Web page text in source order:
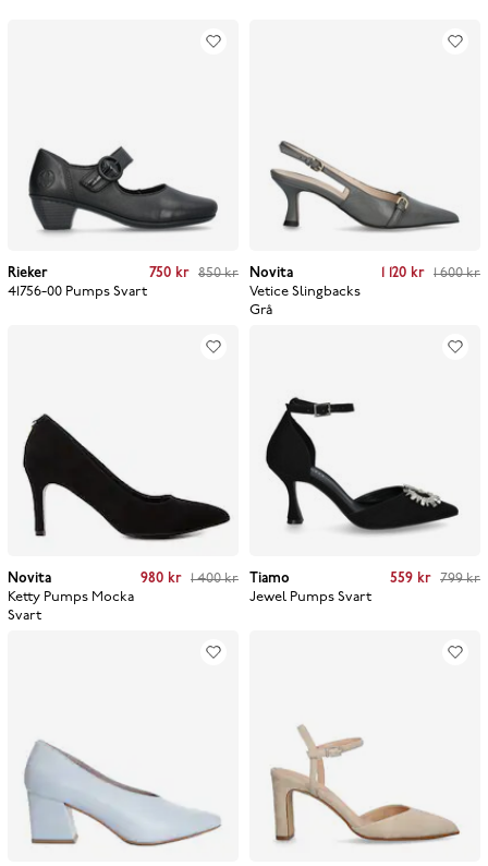
Rieker
41756-00 Pumps Svart
price Previous price
750 kr 850 kr
Novita
Vetice Slingbacks
Grå
Current price Previous price
1 120 kr 1 600 kr
Novita
Ketty Pumps Mocka
Svart
price Previous price
980 kr 1 400 kr
Tiamo
Jewel Pumps Svart
Current price Previous price
559 kr 799 kr